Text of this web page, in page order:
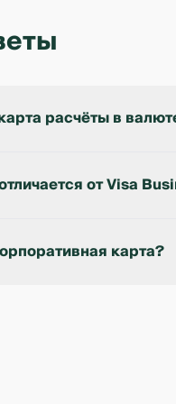
расчёты в
от Visa
карта?